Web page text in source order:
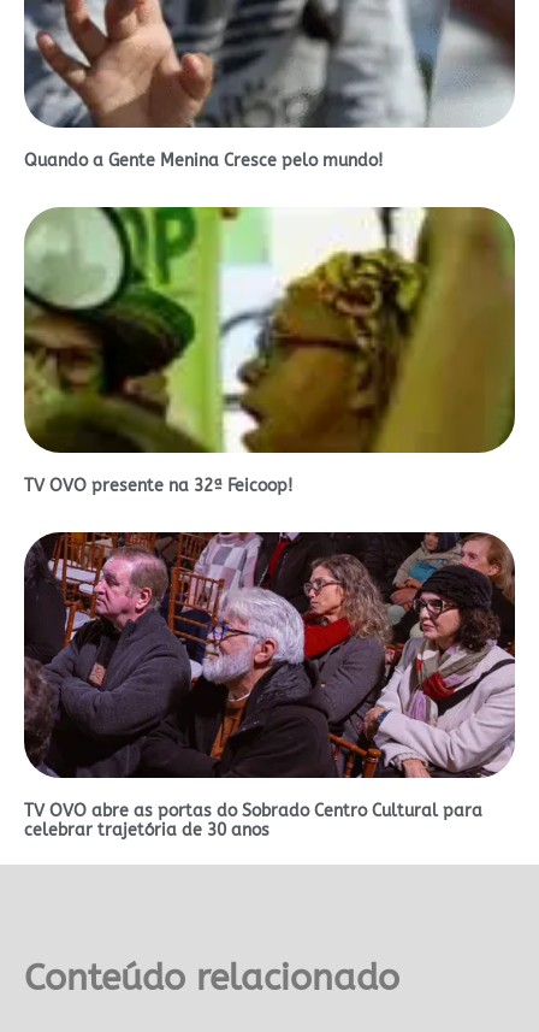
Quando a Gente Menina Cresce pelo mundo!
TV OVO presente na 32ª Feicoop!
TV OVO abre as portas do Sobrado Centro Cultural para
celebrar trajetória de 30 anos
Conteúdo relacionado